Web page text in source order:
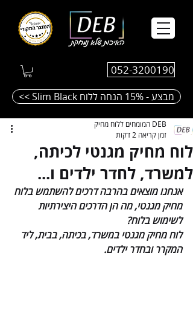
052-3200190
<< Slim Black מבצע - 15% הנחה ללוח
לוח מחיק מגנטי לכיתה,
למשרד, לחדר ילדים ו...
DEB המומחים ללוח מחיק
זמן קריאה 2 דקות
אנחנו מוצאים בהרבה דרכים להשתמש בלוח
מחיק מגנטי, מה הן הדרכים היצירתיות
לשימוש בלוח?
לוח מחיק מגנטי במשרד, בכיתה, בבית, ליד
המקרר ובחדר ילדים.